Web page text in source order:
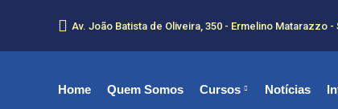
Av. João Batista de Oliveira, 350 - Ermelino Matarazzo -
Home Quem Somos Cursos Notícias